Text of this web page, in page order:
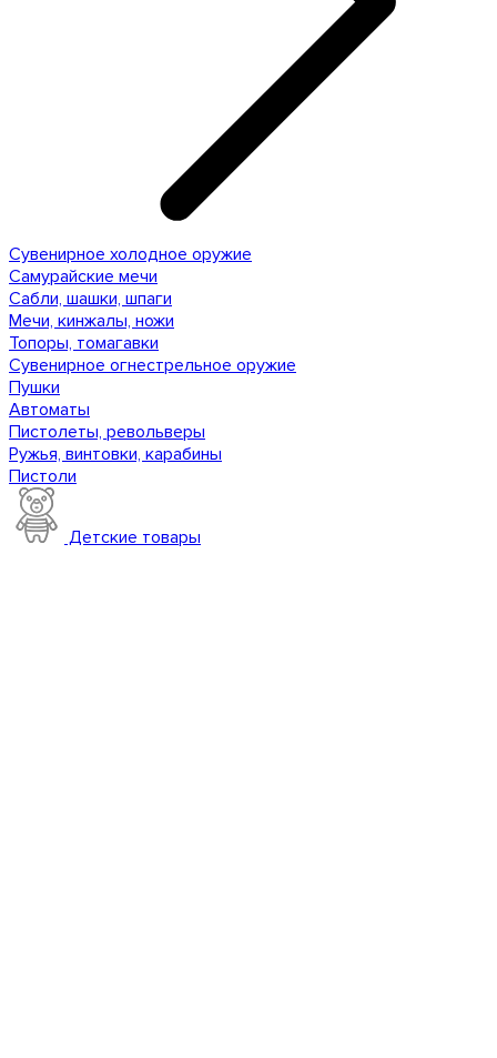
Сувенирное холодное оружие
Самурайские мечи
Сабли, шашки, шпаги
Мечи, кинжалы, ножи
Топоры, томагавки
Сувенирное огнестрельное оружие
Пушки
Автоматы
Пистолеты, револьверы
Ружья, винтовки, карабины
Пистоли
Детские товары